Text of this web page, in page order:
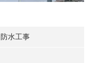
水工事